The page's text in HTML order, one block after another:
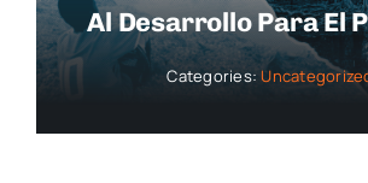
Al Desarrollo Para El
Categories: